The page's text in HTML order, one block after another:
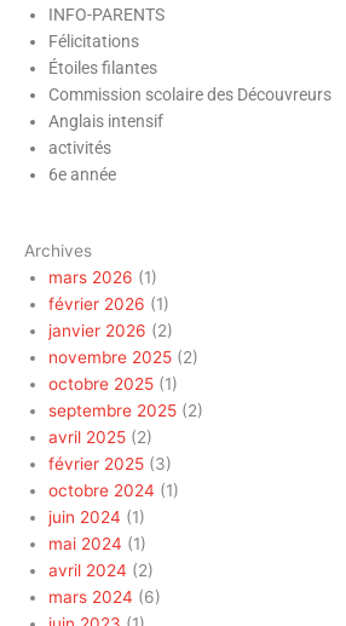
INFO-PARENTS
Félicitations
Étoiles filantes
Commission scolaire des Découvreurs
Anglais intensif
activités
6e année
Archives
mars 2026 (1)
février 2026 (1)
janvier 2026 (2)
novembre 2025 (2)
octobre 2025 (1)
septembre 2025 (2)
avril 2025 (2)
février 2025 (3)
octobre 2024 (1)
juin 2024 (1)
mai 2024 (1)
avril 2024 (2)
mars 2024 (6)